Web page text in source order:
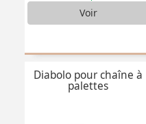
Voir
Diabolo pour chaîne à
palettes